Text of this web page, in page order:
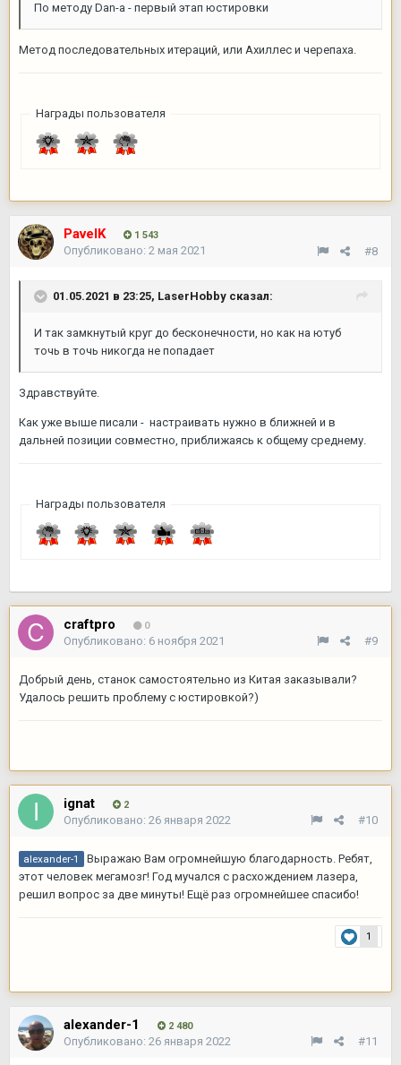
По методу Dan-а - первый этап юстировки
Метод последовательных итераций, или Ахиллес и черепаха.
Награды пользователя
PavelK 1 543
#8
Опубликовано: 2 мая 2021
01.05.2021 в 23:25, LaserHobby сказал:
И так замкнутый круг до бесконечности, но как на ютуб
точь в точь никогда не попадает
Здравствуйте.
Как уже выше писали - настраивать нужно в ближней и в
дальней позиции совместно, приближаясь к общему среднему.
Награды пользователя
craftpro 0
#9
Опубликовано: 6 ноября 2021
Добрый день, станок самостоятельно из Китая заказывали?
Удалось решить проблему с юстировкой?)
ignat 2
#10
Опубликовано: 26 января 2022
alexander-1
Выражаю Вам огромнейшую благодарность. Ребят,
этот человек мегамозг! Год мучался с расхождением лазера,
решил вопрос за две минуты! Ещё раз огромнейшее спасибо!
1
alexander-1 2 480
#11
Опубликовано: 26 января 2022